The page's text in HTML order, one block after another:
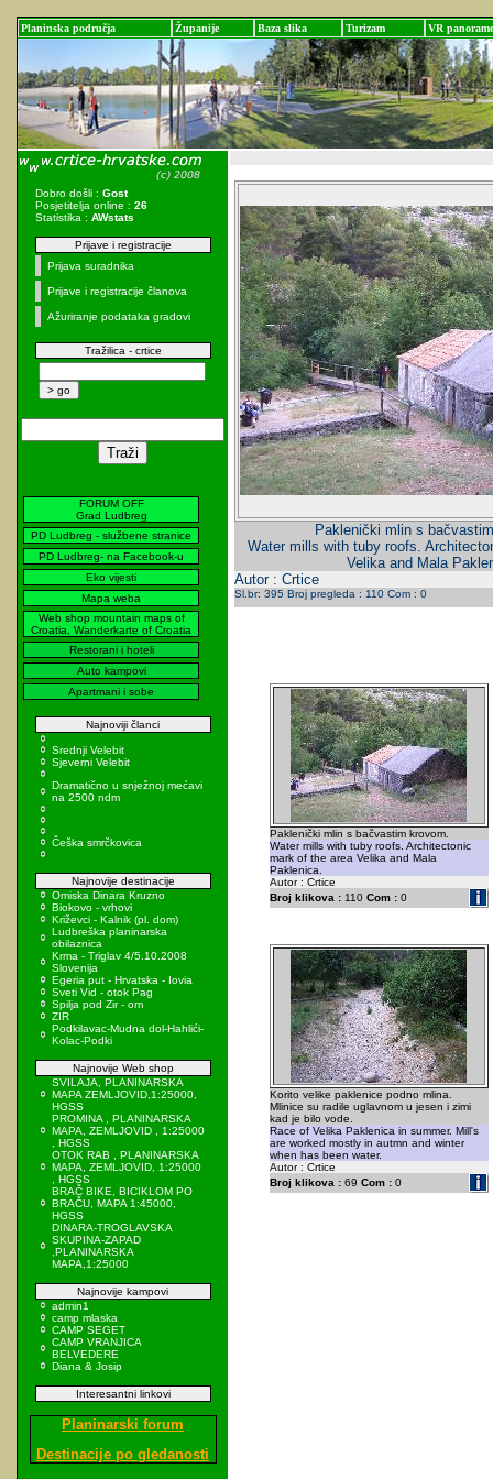
Planinska područja Županije Baza slika Turizam VR panorame
Dobro došli : Gost
Posjetitelja online : 26
Statistika : AWstats
Prijave i registracije
Prijava suradnika
Prijave i registracije članova
Ažuriranje podataka gradovi
Tražilica - crtice
FORUM OFF
Grad Ludbreg
PD Ludbreg - službene stranice
PD Ludbreg- na Facebook-u
Eko vijesti
Mapa weba
Web shop mountain maps of
Croatia, Wanderkarte of Croatia
Restorani i hoteli
Auto kampovi
Apartmani i sobe
Najnoviji članci
Srednji Velebit
Sjeverni Velebit
Dramatično u snježnoj mećavi
na 2500 ndm
Češka smrčkovica
Najnovije destinacije
Omiska Dinara Kruzno
Biokovo - vrhovi
Križevci - Kalnik (pl. dom)
Ludbreška planinarska
obilaznica
Krma - Triglav 4/5.10.2008
Slovenija
Egeria put - Hrvatska - Iovia
Sveti Vid - otok Pag
Spilja pod Zir - om
ZIR
Podkilavac-Mudna dol-Hahlići-
Kolac-Podki
Najnovije Web shop
SVILAJA, PLANINARSKA
MAPA ZEMLJOVID,1:25000,
HGSS
PROMINA , PLANINARSKA
MAPA, ZEMLJOVID , 1:25000
, HGSS
OTOK RAB , PLANINARSKA
MAPA, ZEMLJOVID, 1:25000
, HGSS
BRAČ BIKE, BICIKLOM PO
BRAČU, MAPA 1:45000,
HGSS
DINARA-TROGLAVSKA
SKUPINA-ZAPAD
,PLANINARSKA
MAPA,1:25000
Najnovije kampovi
admin1
camp mlaska
CAMP SEGET
CAMP VRANJICA
BELVEDERE
Diana & Josip
Interesantni linkovi
Planinarski forum
Destinacije po gledanosti
Paklenički mlin s
Water mills with tuby roofs.
Velika and Mala
Autor : Crtice
Sl.br: 395 Broj pregleda : 110 Com : 0
Paklenički mlin s bačvastim krovom.
Water mills with tuby roofs. Architectonic
mark of the area Velika and Mala
Paklenica.
Autor : Crtice
Broj klikova :110 Com :0
Korito velike paklenice podno mlina.
Mlinice su radile uglavnom u jesen i zimi
kad je bilo vode.
Race of Velika Paklenica in summer. Mill's
are worked mostly in autmn and winter
when has been water.
Autor : Crtice
Broj klikova :69 Com :0